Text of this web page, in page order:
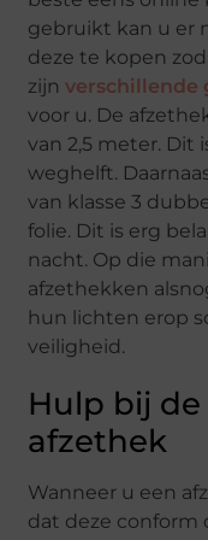
gebruikt kan u er
deze te kopen
zijnverschillende
voor u. De
van 2,5 meter. Dit
weghelft.
van klasse 3
folie. Dit is erg
nacht. Op die
afzethekken
hun lichten erop
veiligheid.
Hulp bij
afzethek
Wanneer u een
dat deze conform